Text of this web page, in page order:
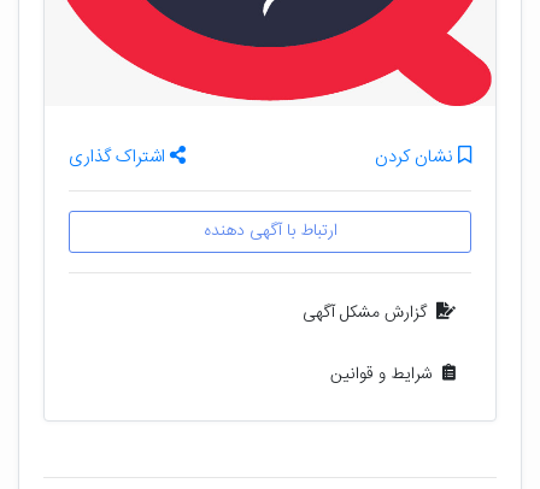
نشان کردن اشتراک گذاری
ارتباط با آگهی دهنده
گزارش مشکل آگهی
شرایط و قوانین